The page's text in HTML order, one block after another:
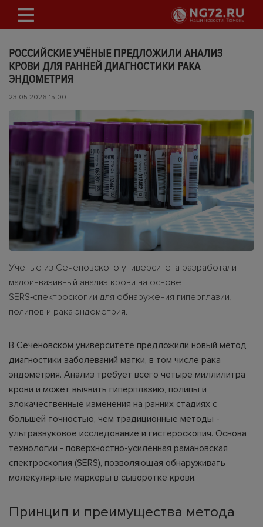
РОССИЙСКИЕ УЧЁНЫЕ ПРЕДЛОЖИЛИ АНАЛИЗ
КРОВИ ДЛЯ РАННЕЙ ДИАГНОСТИКИ РАКА
ЭНДОМЕТРИЯ
23.05.2026 15:00
Учёные из Сеченовского университета разработали
малоинвазивный анализ крови на основе
SERS‑спектроскопии для обнаружения гиперплазии,
полипов и рака эндометрия.
В Сеченовском университете предложили новый метод
диагностики заболеваний матки, в том числе рака
эндометрия. Анализ требует всего четыре миллилитра
крови и может выявить гиперплазию, полипы и
злокачественные изменения на ранних стадиях с
большей точностью, чем традиционные методы -
ультразвуковое исследование и гистероскопия. Основа
технологии - поверхностно-усиленная рамановская
спектроскопия (SERS), позволяющая обнаруживать
молекулярные маркеры в сыворотке крови.
Принцип и преимущества метода